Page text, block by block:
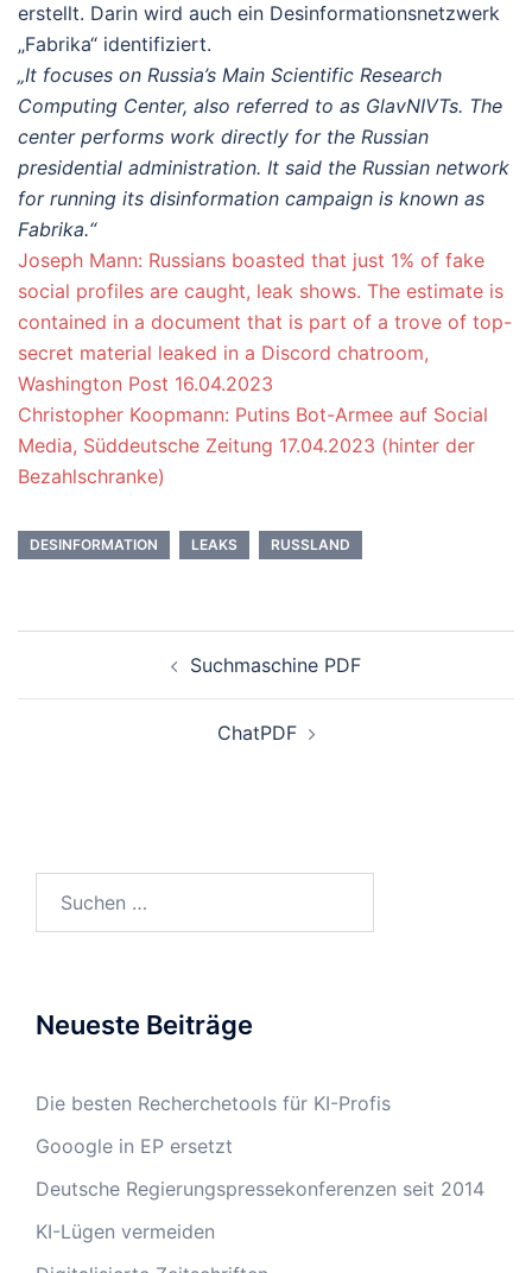
erstellt. Darin wird auch ein Desinformationsnetzwerk
„Fabrika“ identifiziert.
„It focuses on Russia’s Main Scientific Research
Computing Center, also referred to as GlavNIVTs. The
center performs work directly for the Russian
presidential administration. It said the Russian network
for running its disinformation campaign is known as
Fabrika.“
Joseph Mann: Russians boasted that just 1% of fake
social profiles are caught, leak shows. The estimate is
contained in a document that is part of a trove of top-
secret material leaked in a Discord chatroom,
Washington Post 16.04.2023
Christopher Koopmann: Putins Bot-Armee auf Social
Media, Süddeutsche Zeitung 17.04.2023 (hinter der
Bezahlschranke)
DESINFORMATION LEAKS RUSSLAND
Suchmaschine PDF
ChatPDF
Neueste Beiträge
Die besten Recherchetools für KI-Profis
Gooogle in EP ersetzt
Deutsche Regierungspressekonferenzen seit 2014
KI-Lügen vermeiden